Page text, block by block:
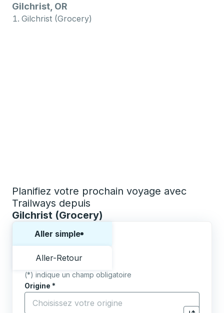
Gilchrist, OR
Gilchrist (Grocery)
Planifiez votre prochain voyage avec
Trailways depuis
Gilchrist (Grocery)
Aller simple
Aller-Retour
(*) indique un champ obligatoire
Origine *
Commencez à saisir la ville d'origine pour ouvrir
Destination*